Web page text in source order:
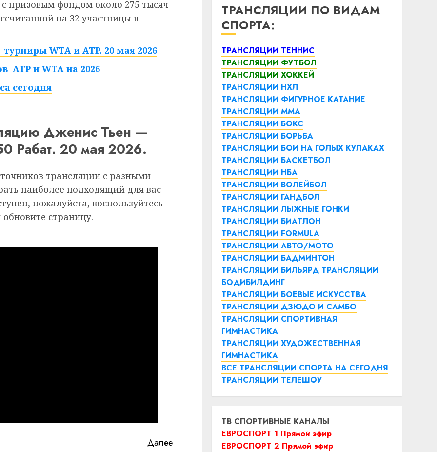
с призовым фондом около 275 тысяч
на 32 участницы в
WTA и ATP. 20 мая 2026
ATP и WTA на 2026
сегодня
Дженис Тьен —
Рабат. 20 мая 2026.
трансляции с разными
наиболее подходящий для вас
пожалуйста, воспользуйтесь
страницу.
Далее
ТРАНСЛЯЦИИ ПО ВИДАМ
СПОРТА:
ТРАНСЛЯЦИИ ТЕННИС
ТРАНСЛЯЦИИ ФУТБОЛ
ТРАНСЛЯЦИИ ХОККЕЙ
ТРАНСЛЯЦИИ НХЛ
ТРАНСЛЯЦИИ ФИГУРНОЕ КАТАНИЕ
ТРАНСЛЯЦИИ ММА
ТРАНСЛЯЦИИ БОКС
ТРАНСЛЯЦИИ БОРЬБА
ТРАНСЛЯЦИИ БОИ НА ГОЛЫХ КУЛАКАХ
ТРАНСЛЯЦИИ БАСКЕТБОЛ
ТРАНСЛЯЦИИ НБА
ТРАНСЛЯЦИИ ВОЛЕЙБОЛ
ТРАНСЛЯЦИИ ГАНДБОЛ
ТРАНСЛЯЦИИ ЛЫЖНЫЕ ГОНКИ
ТРАНСЛЯЦИИ БИАТЛОН
ТРАНСЛЯЦИИ FORMULA
ТРАНСЛЯЦИИ АВТО/МОТО
ТРАНСЛЯЦИИ БАДМИНТОН
ТРАНСЛЯЦИИ БИЛЬЯРД ТРАНСЛЯЦИИ
БОДИБИЛДИНГ
ТРАНСЛЯЦИИ БОЕВЫЕ ИСКУССТВА
ТРАНСЛЯЦИИ ДЗЮДО И САМБО
ТРАНСЛЯЦИИ СПОРТИВНАЯ
ГИМНАСТИКА
ТРАНСЛЯЦИИ ХУДОЖЕСТВЕННАЯ
ГИМНАСТИКА
ВСЕ ТРАНСЛЯЦИИ СПОРТА НА СЕГОДНЯ
ТРАНСЛЯЦИИ ТЕЛЕШОУ
ТВ СПОРТИВНЫЕ КАНАЛЫ
ЕВРОСПОРТ 1 Прямой эфир
ЕВРОСПОРТ 2 Прямой эфир